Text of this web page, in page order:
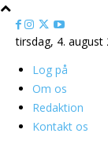
tirsdag, 4. august
Log på
Om os
Redaktion
Kontakt os